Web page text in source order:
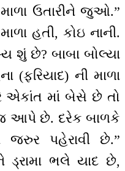
ઉતારીને જુઓ.”
હતી, કોઇ નાની.
શું છે? બાબા બોલ્યા
(ફરિયાદ) ની માળા
એકાંત માં બેસે છે તો
આપે છે. દરેક બાળકે
જરુર પહેરાવી છે.”
ડ્રામા ભલે યાદ છે,